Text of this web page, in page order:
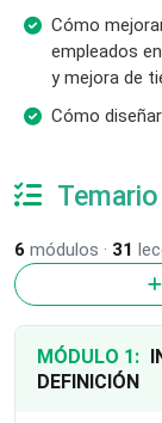
Cómo
empleados
y mejora de
Cómo
6 módulos · 31
MÓDULO 1:
DEFINICIÓN